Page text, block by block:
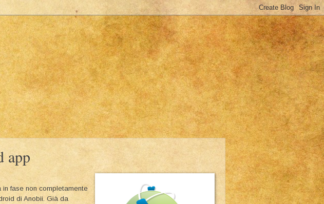
app
in fase non completamente
di Anobii. Già da